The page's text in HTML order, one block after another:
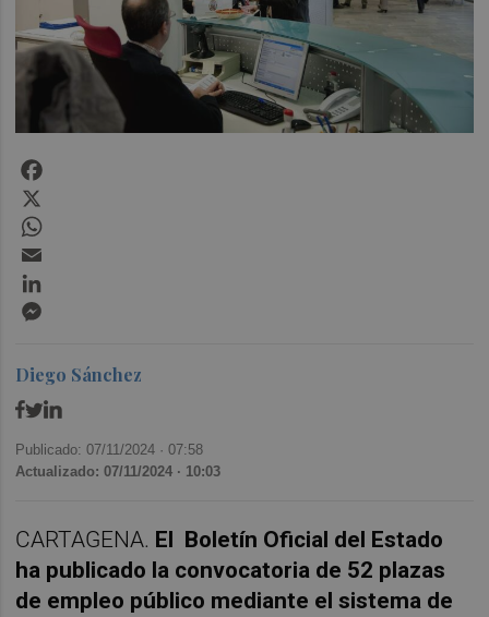
Diego Sánchez
Publicado: 07/11/2024 ·07:58
Actualizado: 07/11/2024 · 10:03
CARTAGENA. El Boletín Oficial del Estado
ha publicado la convocatoria de 52 plazas
de empleo público mediante el sistema de